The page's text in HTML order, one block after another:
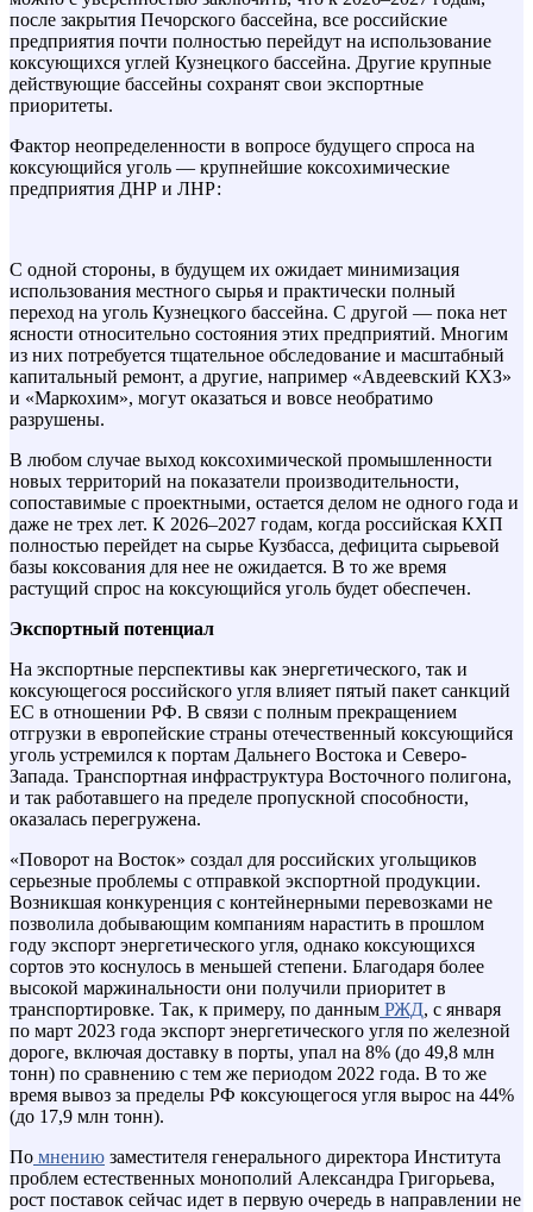
после закрытия Печорского бассейна, все российские
предприятия почти полностью перейдут на использование
коксующихся углей Кузнецкого бассейна. Другие крупные
действующие бассейны сохранят свои экспортные
приоритеты.
Фактор неопределенности в вопросе будущего спроса на
коксующийся уголь — крупнейшие коксохимические
предприятия ДНР и ЛНР:
С одной стороны, в будущем их ожидает минимизация
использования местного сырья и практически полный
переход на уголь Кузнецкого бассейна. С другой — пока нет
ясности относительно состояния этих предприятий. Многим
из них потребуется тщательное обследование и масштабный
капитальный ремонт, а другие, например «Авдеевский КХЗ»
и «Маркохим», могут оказаться и вовсе необратимо
разрушены.
В любом случае выход коксохимической промышленности
новых территорий на показатели производительности,
сопоставимые с проектными, остается делом не одного года и
даже не трех лет. К 2026–2027 годам, когда российская КХП
полностью перейдет на сырье Кузбасса, дефицита сырьевой
базы коксования для нее не ожидается. В то же время
растущий спрос на коксующийся уголь будет обеспечен.
Экспортный потенциал
На экспортные перспективы как энергетического, так и
коксующегося российского угля влияет пятый пакет санкций
ЕС в отношении РФ. В связи с полным прекращением
отгрузки в европейские страны отечественный коксующийся
уголь устремился к портам Дальнего Востока и Северо-
Запада. Транспортная инфраструктура Восточного полигона,
и так работавшего на пределе пропускной способности,
оказалась перегружена.
«Поворот на Восток» создал для российских угольщиков
серьезные проблемы с отправкой экспортной продукции.
Возникшая конкуренция с контейнерными перевозками не
позволила добывающим компаниям нарастить в прошлом
году экспорт энергетического угля, однако коксующихся
сортов это коснулось в меньшей степени. Благодаря более
высокой маржинальности они получили приоритет в
транспортировке. Так, к примеру, по данным РЖД, с января
по март 2023 года экспорт энергетического угля по железной
дороге, включая доставку в порты, упал на 8% (до 49,8 млн
тонн) по сравнению с тем же периодом 2022 года. В то же
время вывоз за пределы РФ коксующегося угля вырос на 44%
(до 17,9 млн тонн).
По мнению заместителя генерального директора Института
проблем естественных монополий Александра Григорьева,
рост поставок сейчас идет в первую очередь в направлении не